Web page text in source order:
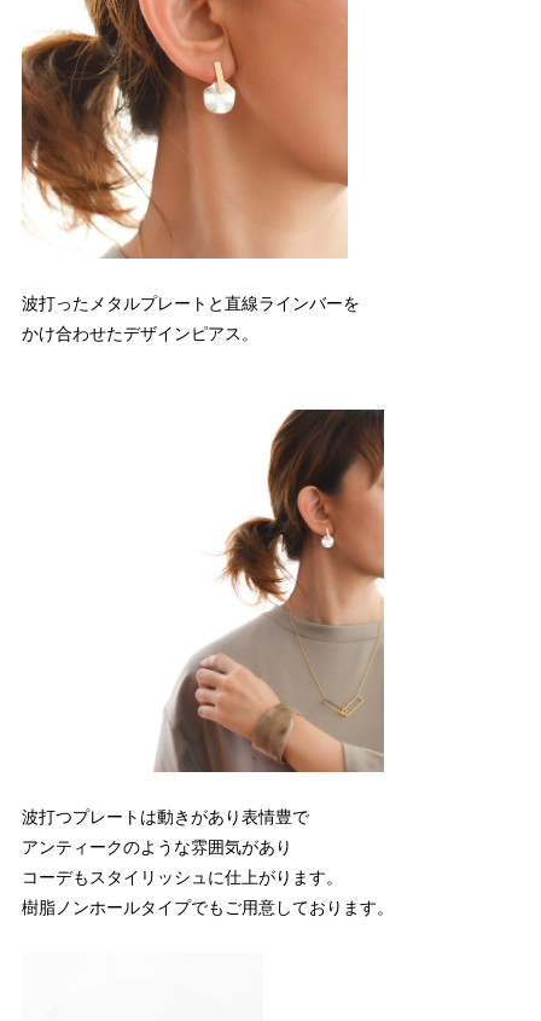
波打ったメタルプレートと直線ラインバーを
かけ合わせたデザインピアス。
波打つプレートは動きがあり表情豊で
アンティークのような雰囲気があり
コーデもスタイリッシュに仕上がります。
樹脂ノンホールタイプでもご用意しております。